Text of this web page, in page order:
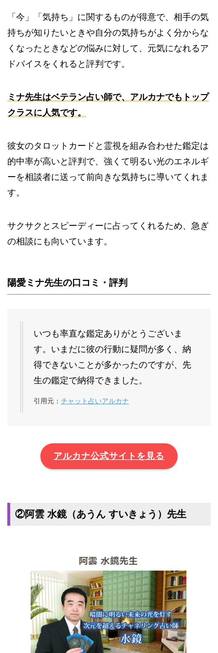
「今」「気持ち」に関するものが得意で、相手の気
持ちが知りたいときや自分の気持ちがよく分からな
くなったときなどの悩みに対して、元気になれるア
ドバイスをくれると評判です。
ミナ先生はベテラン占い師で、アルカナでもトップ
クラスに人気です。
彼女のタロットカードと霊視を組み合わせた鑑定は
的中率が高いと評判で、強くて明るい光のエネルギ
ーを相談者に送って前向きな気持ちに導いてくれま
す。
サクサクとスピーディーに占ってくれるため、急ぎ
の相談にも向いています。
陽愛ミナ先生の口コミ・評判
いつも率直な鑑定ありがとうございま
す。いまだに彼の行動に疑問が多く、納
得できないことが多かったのですが、先
生の鑑定で納得できました。
引用元： チャット占いアルカナ
アルカナ公式サイトを見る
②阿雲 水鏡（あうん すいきょう）先生